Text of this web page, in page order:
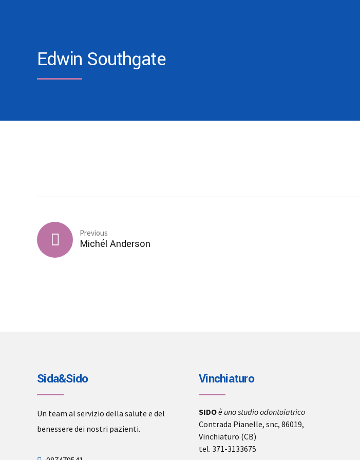
Edwin Southgate
Previous
Michél Anderson
Sida&Sido
Un team al servizio della salute e del
benessere dei nostri pazienti.
Vinchiaturo
SIDOè uno studio odontoiatrico
Contrada Pianelle, snc, 86019,
Vinchiaturo (CB)
tel. 371-3133675